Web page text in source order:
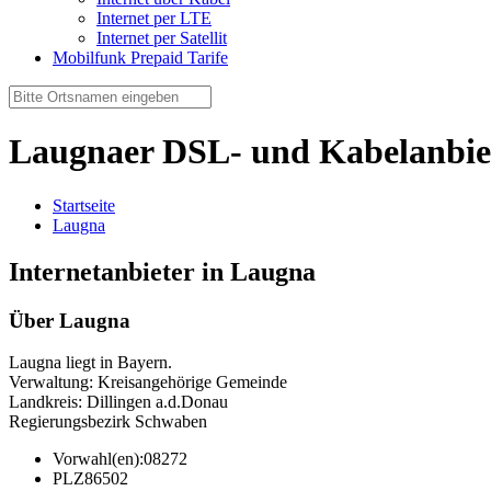
Internet per LTE
Internet per Satellit
Mobilfunk Prepaid Tarife
Laugnaer DSL- und
Startseite
Laugna
Internetanbieter in Laugna
Über Laugna
Laugna liegt in Bayern.
Verwaltung: Kreisangehörige Gemeinde
Landkreis: Dillingen a.d.Donau
Regierungsbezirk Schwaben
Vorwahl(en):08272
PLZ86502